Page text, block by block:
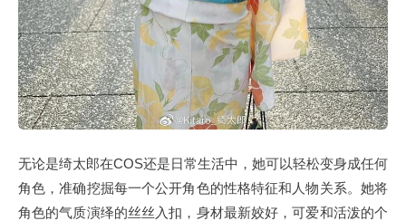
无论是绮太郎在COS还是日常生活中，她可以轻松变身成任何
角色，准确挖掘每一个公开角色的性格特征和人物关系。她将
角色的气质演绎的丝丝入扣，身材最新姣好，可爱和活泼的个